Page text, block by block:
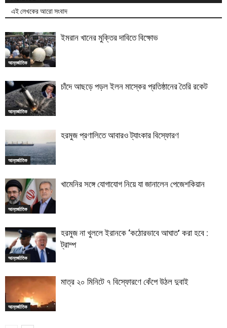
এই লেখকের আরো সংবাদ
আন্তর্জাতিক
ইমরান খানের মুক্তির দাবিতে বিক্ষোভ
আন্তর্জাতিক
চাঁদে আছড়ে পড়ল ইলন মাস্কের প্রতিষ্ঠানের তৈরি রকেট
আন্তর্জাতিক
হরমুজ প্রণালিতে আবারও ট্যাংকার বিস্ফোরণ
আন্তর্জাতিক
খামেনির সঙ্গে যোগাযোগ নিয়ে যা জানালেন পেজেশকিয়ান
আন্তর্জাতিক
হরমুজ না খুললে ইরানকে ‘কঠোরভাবে আঘাত’ করা হবে :
ট্রাম্প
আন্তর্জাতিক
মাত্র ২০ মিনিটে ৭ বিস্ফোরণে কেঁপে উঠল দুবাই